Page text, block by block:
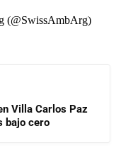
(@SwissAmbArg)
Villa Carlos Paz
bajo cero